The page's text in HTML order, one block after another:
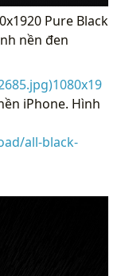
Pure Black
nền đen
iPhone. Hình
all-black-